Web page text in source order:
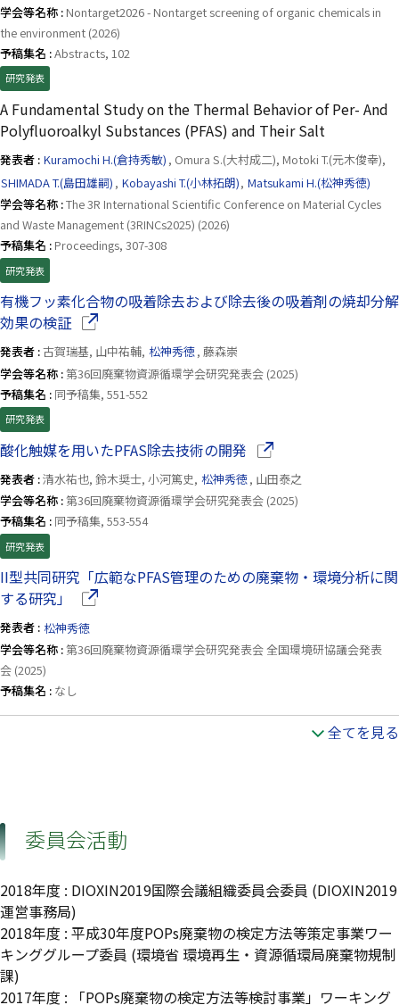
学会等名称 : Nontarget2026 - Nontarget screening of organic chemicals in
the environment (2026)
予稿集名 :Abstracts, 102
研究発表
A Fundamental Study on the Thermal Behavior of Per- And
Polyfluoroalkyl Substances (PFAS) and Their Salt
発表者 : Kuramochi H.(倉持秀敏) , Omura S.(大村成二), Motoki T.(元木俊幸),
SHIMADA T.(島田雄嗣) , Kobayashi T.(小林拓朗), Matsukami H.(松神秀徳)
学会等名称 :The 3R International Scientific Conference on Material Cycles
and Waste Management (3RINCs2025) (2026)
予稿集名 : Proceedings, 307-308
研究発表
有機フッ素化合物の吸着除去および除去後の吸着剤の焼却分解
効果の検証（別ウインドウで開きます）
発表者 :古賀瑞基, 山中祐輔, 松神秀徳, 藤森崇
学会等名称 :第36回廃棄物資源循環学会研究発表会 (2025)
予稿集名 : 同予稿集, 551-552
研究発表
酸化触媒を用いたPFAS除去技術の開発 （別ウインドウで開き
発表者 :清水祐也, 鈴木奨士, 小河篤史, 松神秀徳, 山田泰之
学会等名称 :第36回廃棄物資源循環学会研究発表会 (2025)
予稿集名 : 同予稿集, 553-554
研究発表
II型共同研究「広範なPFAS管理のための廃棄物・環境分析に関
する研究」
（別ウインドウで開きます）
発表者 : 松神秀徳
学会等名称 :第36回廃棄物資源循環学会研究発表会 全国環境研協議会発表
会 (2025)
予稿集名 : なし
全てを見る
委員会活動
2018年度 : DIOXIN2019国際会議組織委員会委員 (DIOXIN2019
運営事務局)
2018年度 : 平成30年度POPs廃棄物の検定方法等策定事業ワー
キンググループ委員 (環境省 環境再生・資源循環局廃棄物規制
課)
2017年度 :
「POPs廃棄物の検定方法等検討事業」ワーキング